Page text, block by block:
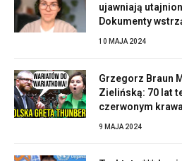
ujawniają
Dokumenty
10 MAJA 2024
Grzegorz Braun
Zielińską: 70 lat
czerwonym
9 MAJA 2024